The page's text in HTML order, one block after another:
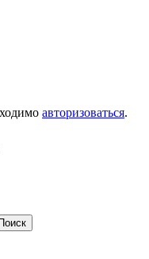
авторизоваться.